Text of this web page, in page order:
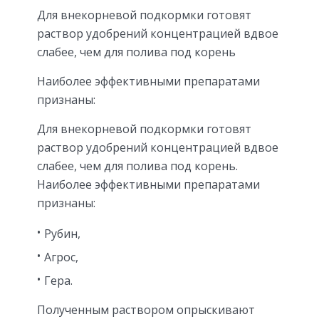
Для внекорневой подкормки готовят
раствор удобрений концентрацией вдвое
слабее, чем для полива под корень
Наиболее эффективными препаратами
признаны:
Для внекорневой подкормки готовят
раствор удобрений концентрацией вдвое
слабее, чем для полива под корень.
Наиболее эффективными препаратами
признаны:
Рубин,
Агрос,
Гера.
Полученным раствором опрыскивают